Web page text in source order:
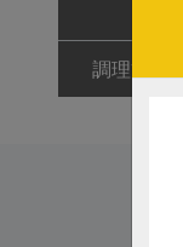
調理方式